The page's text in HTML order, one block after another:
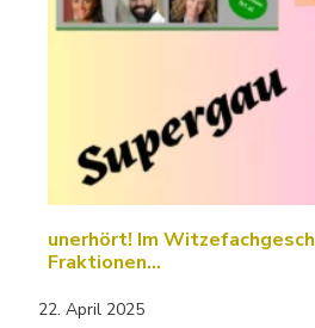
unerhört! Im
Fraktionen…
22. April 2025